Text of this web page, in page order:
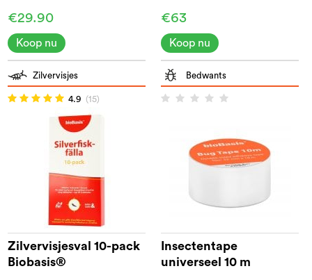
€29.90
Koop nu
€63
Koop nu
Zilvervisjes
4.9 (15)
Zilvervisjesval 10-pack
Biobasis®
Bedwants
Insectentape
universeel 10 m